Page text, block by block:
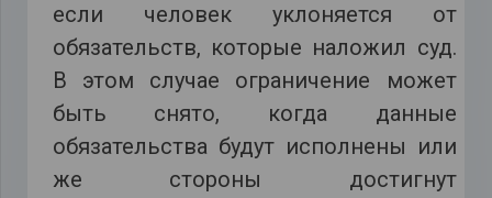
если человек уклоняется от
обязательств, которые наложил суд.
В этом случае ограничение может
быть снято, когда данные
обязательства будут исполнены или
же стороны достигнут